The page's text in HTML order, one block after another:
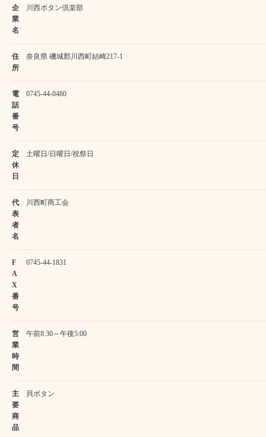
企
業
名
川西ボタン倶楽部
住
所
奈良県 磯城郡川西町結崎217-1
電
話
番
号
0745-44-0480
定
休
日
土曜日/日曜日/祝祭日
代
表
者
名
川西町商工会
F
A
X
番
号
0745-44-1831
営
業
時
間
午前8:30～午後5:00
主
要
商
品
貝ボタン